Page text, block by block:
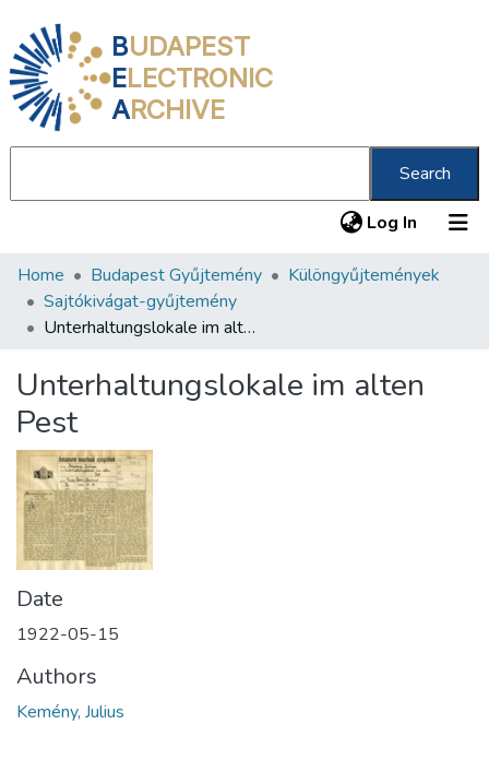
BUDAPEST
ELECTRONIC
ARCHIVE
Search
Log In (current)
Communities & Collections
All of DSpace
About us
Home Budapest Gyűjtemény
Különgyűjtemények
Sajtókivágat-gyűjtemény
Unterhaltungslokale im alten Pest
Unterhaltungslokale im alten
Pest
Date
1922-05-15
Authors
Kemény, Julius